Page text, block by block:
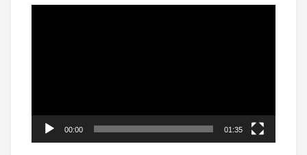
00:00 01:35